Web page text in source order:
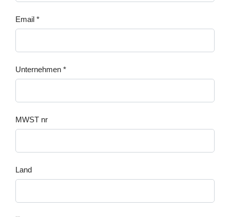
Email *
Unternehmen *
MWST nr
Land